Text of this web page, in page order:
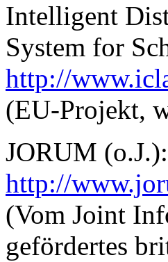
Intelligent
System for
http://
(EU-Projekt,
JORUM (o.J.):
http://
(Vom Joint
gefördertes